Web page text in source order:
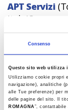
Consenso
Questo sito web utilizza
Utilizziamo cookie propri
navigazione), analitiche
alle Tue preferenze) per
delle pagine del sito. Il
ROMAGNA”,
APT Servizi
Italy/
Credits
Destinazione
Person in
Email:
Pec: